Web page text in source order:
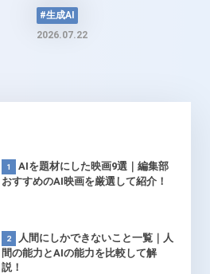
#生成AI
2026.07.22
AIを題材にした映画9選｜編集部
おすすめのAI映画を厳選して紹介！
人間にしかできないこと一覧｜人
間の能力とAIの能力を比較して解
説！